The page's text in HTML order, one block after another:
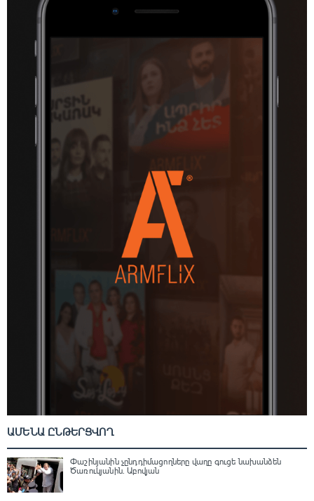
ԱՄԵՆԱ ԸՆԹԵՐՑՎՈՂ
Փաշինյանին չընդդիմացողները վաղը գուցե նախանձեն
Ծառուկյանին. Աբովյան